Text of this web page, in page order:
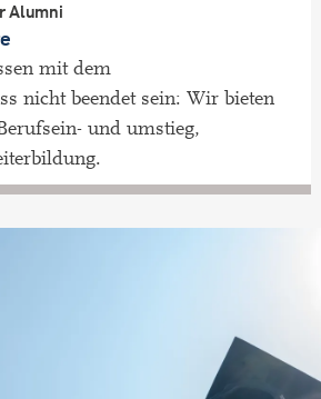
Alumni
mit dem
nicht beendet sein: Wir bieten
und umstieg,